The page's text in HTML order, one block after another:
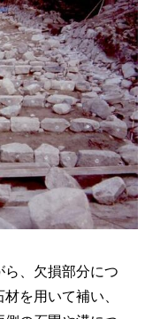
、欠損部分につ
を用いて補い、